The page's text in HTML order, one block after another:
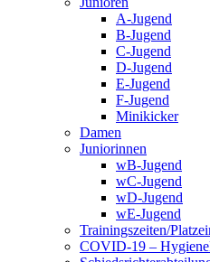
A-Jugend
B-Jugend
C-Jugend
D-Jugend
E-Jugend
F-Jugend
Minikicker
Damen
Juniorinnen
wB-Jugend
wC-Jugend
wD-Jugend
wE-Jugend
Trainingszeiten/
COVID-19 –